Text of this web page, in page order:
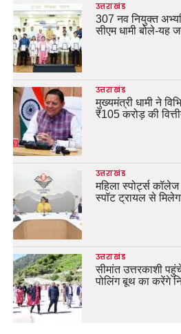
उत्तराखंड
307 नव नियुक्त
सीएम धामी बोले-
उत्तराखंड
मुख्यमंत्री धामी ने
₹105 करोड़ की
उत्तराखंड
महिला स्पोर्ट्स
स्पॉट ट्रायल से
उत्तराखंड
सीमांत उत्तरकाशी
पोलिंग बूथ का करेंगे